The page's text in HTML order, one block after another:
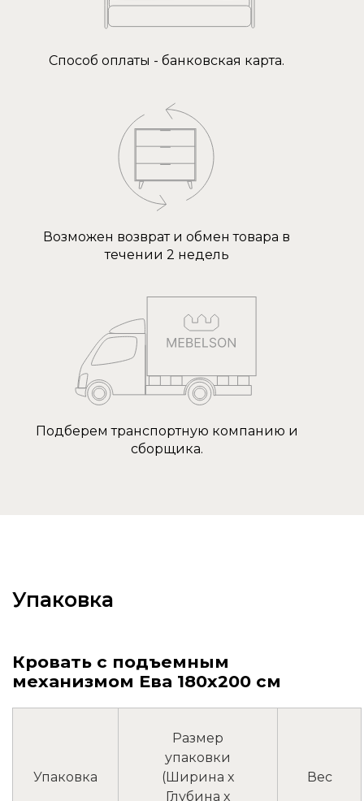
Способ оплаты - банковская карта.
Возможен возврат и обмен товара в
течении 2 недель
Подберем транспортную компанию и
сборщика.
Упаковка
Кровать с подъемным
механизмом Ева 180х200 см
Упаковка
Размер
упаковки
(Ширина x
Глубина x
Вес